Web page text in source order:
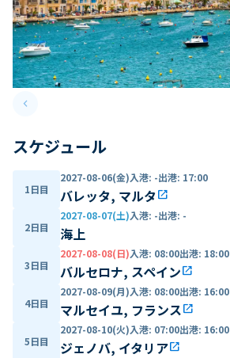
keyboard_arrow_leftPrevious slide
スケジュール
1日目
2027-08-06(金)入港: -出港: 17:00
バレッタ, マルタopen_in_new
2日目
2027-08-07(土)入港: -出港: -
海上
3日目
2027-08-08(日)入港: 08:00出港: 18:00
バルセロナ, スペインopen_in_new
4日目
2027-08-09(月)入港: 08:00出港: 16:00
マルセイユ, フランスopen_in_new
5日目
2027-08-10(火)入港: 07:00出港: 16:00
ジェノバ, イタリアopen_in_new